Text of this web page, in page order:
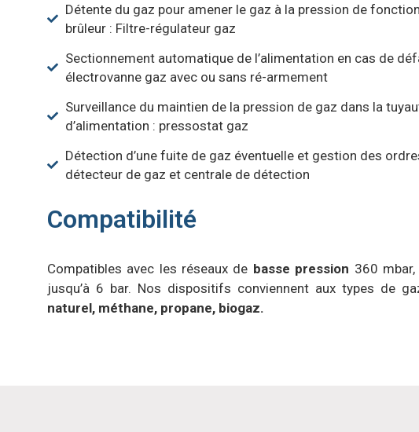
Détente du gaz pour amener le gaz à la pression de
brûleur : Filtre-régulateur gaz
Sectionnement automatique de l’alimentation en cas de
électrovanne gaz avec ou sans ré-armement
Surveillance du maintien de la pression de gaz dans la
d’alimentation : pressostat gaz
Détection d’une fuite de gaz éventuelle et gestion des
détecteur de gaz et centrale de détection
Compatibilité
Compatibles avec les réseaux de basse pression 360
jusqu’à 6 bar. Nos dispositifs conviennent aux types de
naturel, méthane, propane, biogaz.